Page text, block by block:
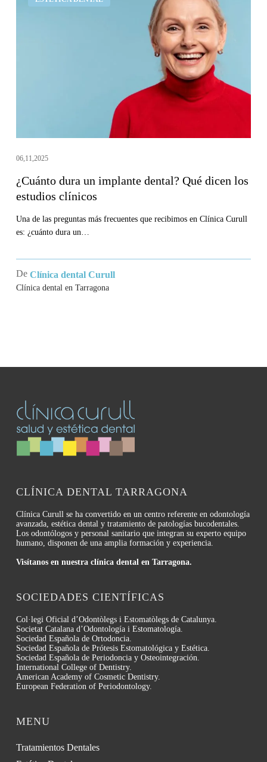
clínicos
06,11,2025
¿Cuánto dura un implante dental? Qué dicen los
estudios clínicos
Una de las preguntas más frecuentes que recibimos en Clínica Curull
es: ¿cuánto dura un…
De Clínica dental Curull
Clínica dental en Tarragona
CLÍNICA DENTAL TARRAGONA
Clínica Curull se ha convertido en un centro referente en odontología
avanzada, estética dental y tratamiento de patologías bucodentales.
Los odontólogos y personal sanitario que integran su experto equipo
humano, disponen de una amplia formación y experiencia.
Visítanos en nuestra clínica dental en Tarragona.
SOCIEDADES CIENTÍFICAS
Col·legi Oficial d’Odontòlegs i Estomatòlegs de Catalunya.
Societat Catalana d’Odontología i Estomatología.
Sociedad Española de Ortodoncia.
Sociedad Española de Prótesis Estomatológica y Estética.
Sociedad Española de Periodoncia y Osteointegración.
International College of Dentistry.
American Academy of Cosmetic Dentistry.
European Federation of Periodontology.
MENU
Tratamientos Dentales